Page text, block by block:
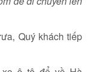
Quý khách tiếp